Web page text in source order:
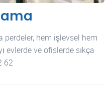
perdeler, hem işlevsel hem
evlerde ve ofislerde sıkça
62